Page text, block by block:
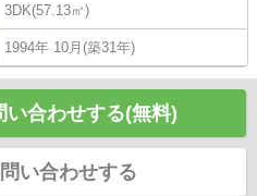
3DK(57.13㎡)
1994年 10月(築31年)
い合わせする(無料)
い合わせする